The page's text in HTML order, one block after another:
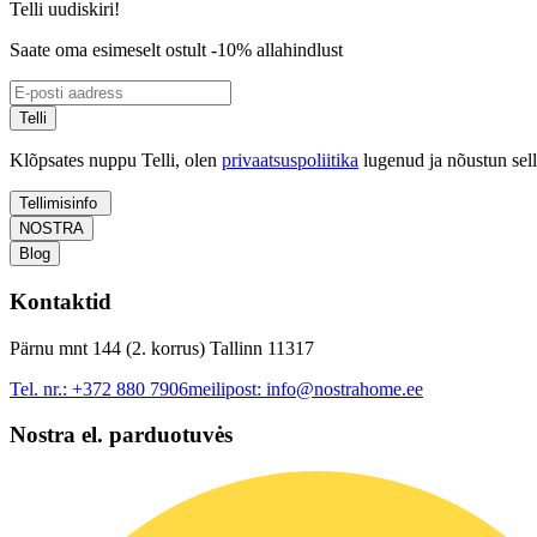
Telli uudiskiri!
Saate oma esimeselt ostult -10% allahindlust
Telli
Klõpsates nuppu Telli, olen privaatsuspoliitika lugenud ja nõustun
Tellimisinfo
NOSTRA
Blog
Kontaktid
Pärnu mnt 144 (2. korrus) Tallinn 11317
Tel. nr.: +372 880 7906meilipost: info@nostrahome.ee
Nostra el. parduotuvės